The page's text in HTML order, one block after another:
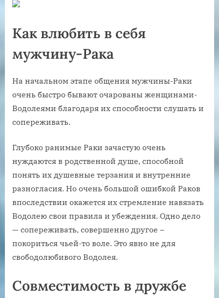
Как влюбить в себя
мужчину-Рака
На начальном этапе общения мужчины-Раки
очень быстро бывают очарованы женщинами-
Водолеями благодаря их способности слушать и
сопереживать.
Глубоко ранимые Раки зачастую очень
нуждаются в родственной душе, способной
понять их душевные терзания и внутренние
разногласия. Но очень большой ошибкой Раков
впоследствии окажется их стремление навязать
Водолею свои правила и убеждения. Одно дело
— сопереживать, совершенно другое –
покориться чьей-то воле. Это явно не для
свободолюбивого Водолея.
Совместимость в дружбе